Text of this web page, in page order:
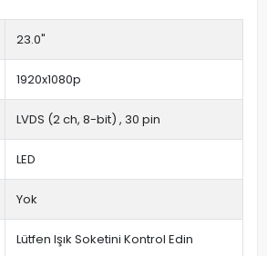
23.0"
1920x1080p
LVDS (2 ch, 8-bit) , 30 pin
LED
Yok
Lütfen Işık Soketini Kontrol Edin